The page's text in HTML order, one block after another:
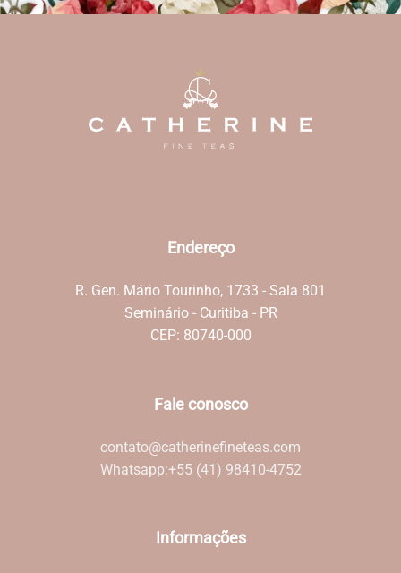
Endereço
R. Gen. Mário Tourinho, 1733 - Sala 801
Seminário - Curitiba - PR
CEP: 80740-000
Fale conosco
contato@catherinefineteas.com
Whatsapp:+55 (41) 98410-4752
Informações